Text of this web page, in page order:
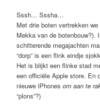
Sssh… Sssha…
Met drie boten vertrekken
Mekka van de botenbouw?).
schitterende megajachten
“dorp” is een flink eindje
Het is blijkt een flinke stad
een officiële Apple store. En
nieuwe iPhonesom aan te
“plons”?)